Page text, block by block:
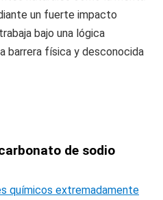
un fuerte impacto
bajo una lógica
barrera física y desconocida
de sodio
químicos extremadamente